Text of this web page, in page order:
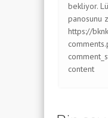
bekliyor.
panosunu
https://
content